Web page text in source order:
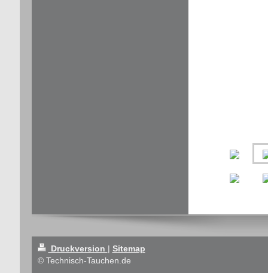
Druckversion | Sitemap
© Technisch-Tauchen.de